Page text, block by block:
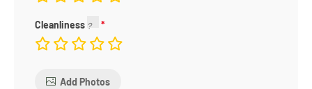
Cleanliness
Add Photos